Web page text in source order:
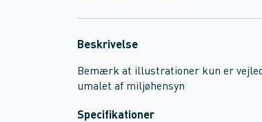
Beskrivelse
Bemærk at illustrationer kun er
umalet af miljøhensyn
Specifikationer